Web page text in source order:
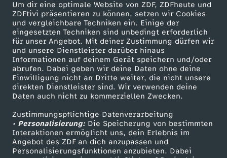
Um dir eine optimale Website von ZDF, ZDFheute und
ZDFtivi präsentieren zu können, setzen wir Cookies
und vergleichbare Techniken ein. Einige der
eingesetzten Techniken sind unbedingt erforderlich
für unser Angebot. Mit deiner Zustimmung dürfen wir
und unsere Dienstleister darüber hinaus
Informationen auf deinem Gerät speichern und/oder
abrufen. Dabei geben wir deine Daten ohne deine
Einwilligung nicht an Dritte weiter, die nicht unsere
direkten Dienstleister sind. Wir verwenden deine
Daten auch nicht zu kommerziellen Zwecken.
Zustimmungspflichtige Datenverarbeitung
• Personalisierung:Die Speicherung von bestimmten
Interaktionen ermöglicht uns, dein Erlebnis im
Angebot des ZDF an dich anzupassen und
Personalisierungsfunktionen anzubieten. Dabei
-
B
e
s
u
c
Mehr ZDF
ZDF-Apps
Smart TV
ZDFtext
Livestreams
Sendungen A-Z
TV-Programm
Service
ZDFmitreden
Kontakt zum ZDF
Tickets
Zuschauerservice
Hilfe